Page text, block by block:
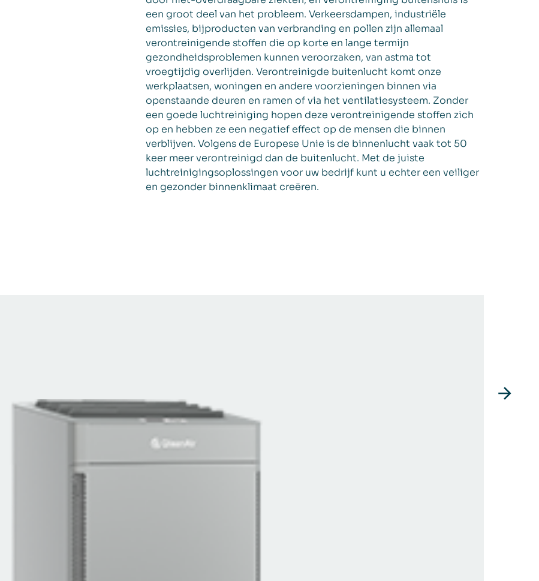
een groot deel van het probleem. Verkeersdampen, industriële
emissies, bijproducten van verbranding en pollen zijn allemaal
verontreinigende stoffen die op korte en lange termijn
gezondheidsproblemen kunnen veroorzaken, van astma tot
vroegtijdig overlijden. Verontreinigde buitenlucht komt onze
werkplaatsen, woningen en andere voorzieningen binnen via
openstaande deuren en ramen of via het ventilatiesysteem. Zonder
een goede luchtreiniging hopen deze verontreinigende stoffen zich
op en hebben ze een negatief effect op de mensen die binnen
verblijven. Volgens de Europese Unie is de binnenlucht vaak tot 50
keer meer verontreinigd dan de buitenlucht. Met de juiste
luchtreinigingsoplossingen voor uw bedrijf kunt u echter een veiliger
en gezonder binnenklimaat creëren.